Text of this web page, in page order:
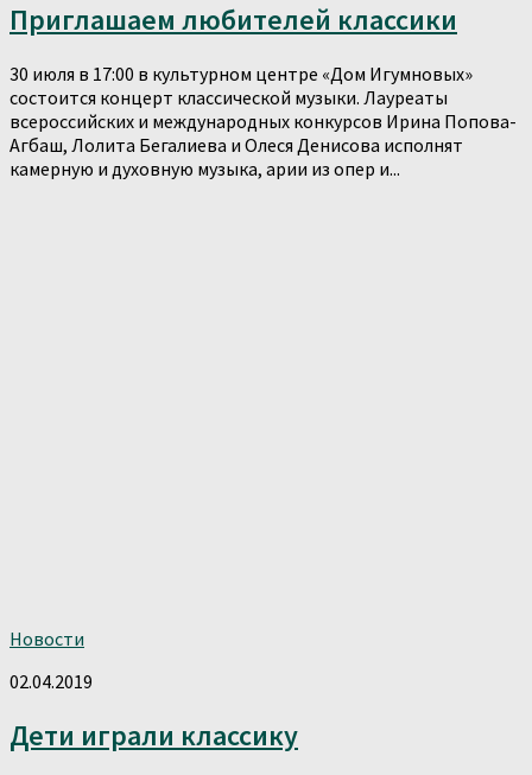
Приглашаем любителей классики
30 июля в 17:00 в культурном центре «Дом Игумновых»
состоится концерт классической музыки. Лауреаты
всероссийских и международных конкурсов Ирина Попова-
Агбаш, Лолита Бегалиева и Олеся Денисова исполнят
камерную и духовную музыка, арии из опер и...
Новости
02.04.2019
Дети играли классику